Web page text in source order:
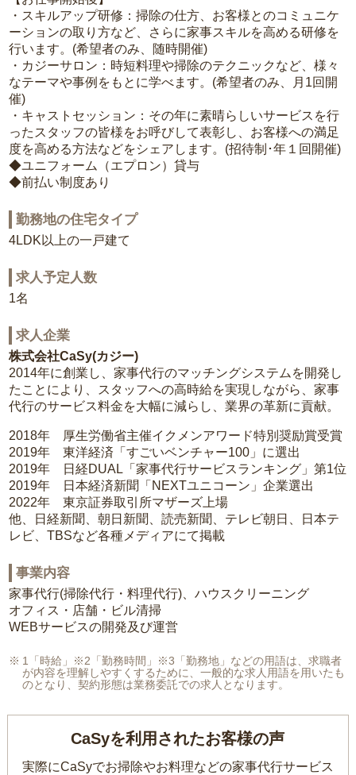
・スキルアップ研修：掃除の仕方、お客様とのコミュニケ
ーションの取り方など、さらに家事スキルを高める研修を
行います。(希望者のみ、随時開催)
・カジーサロン：時短料理や掃除のテクニックなど、様々
なテーマや事例をもとに学べます。(希望者のみ、月1回開
催)
・キャストセッション：その年に素晴らしいサービスを行
ったスタッフの皆様をお呼びして表彰し、お客様への満足
度を高める方法などをシェアします。(招待制･年１回開催)
◆ユニフォーム（エプロン）貸与
◆前払い制度あり
勤務地の住宅タイプ
4LDK以上の一戸建て
求人予定人数
1名
求人企業
株式会社CaSy(カジー)
2014年に創業し、家事代行のマッチングシステムを開発し
たことにより、スタッフへの高時給を実現しながら、家事
代行のサービス料金を大幅に減らし、業界の革新に貢献。
2018年 厚生労働省主催イクメンアワード特別奨励賞受賞
2019年 東洋経済「すごいベンチャー100」に選出
2019年 日経DUAL「家事代行サービスランキング」第1位
2019年 日本経済新聞「NEXTユニコーン」企業選出
2022年 東京証券取引所マザーズ上場
他、日経新聞、朝日新聞、読売新聞、テレビ朝日、日本テ
レビ、TBSなど各種メディアにて掲載
事業内容
家事代行(掃除代行・料理代行)、ハウスクリーニング
オフィス・店舗・ビル清掃
WEBサービスの開発及び運営
1「時給」※2「勤務時間」※3「勤務地」などの用語は、求職者
が内容を理解しやすくするために、一般的な求人用語を用いたも
のとなり、契約形態は業務委託での求人となります。
CaSyを利用されたお客様の声
実際にCaSyでお掃除やお料理などの家事代行サービス